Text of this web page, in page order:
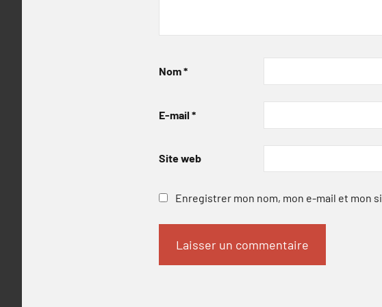
Nom*
E-mail *
Site web
Enregistrer mon nom, mon e-mail et mon